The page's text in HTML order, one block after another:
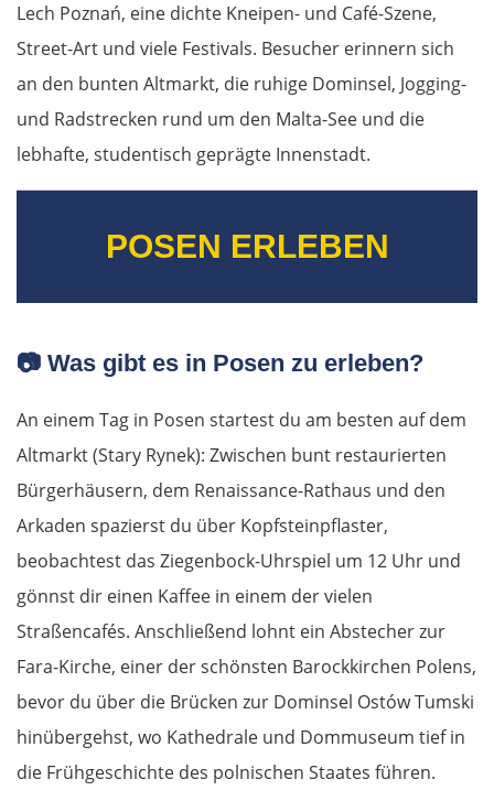
Lech Poznań, eine dichte Kneipen- und Café-Szene,
Street-Art und viele Festivals. Besucher erinnern sich
an den bunten Altmarkt, die ruhige Dominsel, Jogging-
und Radstrecken rund um den Malta-See und die
lebhafte, studentisch geprägte Innenstadt.
POSEN ERLEBEN
📷 Was gibt es in Posen zu erleben?
An einem Tag in Posen startest du am besten auf dem
Altmarkt (Stary Rynek): Zwischen bunt restaurierten
Bürgerhäusern, dem Renaissance-Rathaus und den
Arkaden spazierst du über Kopfsteinpflaster,
beobachtest das Ziegenbock-Uhrspiel um 12 Uhr und
gönnst dir einen Kaffee in einem der vielen
Straßencafés. Anschließend lohnt ein Abstecher zur
Fara-Kirche, einer der schönsten Barockkirchen Polens,
bevor du über die Brücken zur Dominsel Ostów Tumski
hinübergehst, wo Kathedrale und Dommuseum tief in
die Frühgeschichte des polnischen Staates führen.